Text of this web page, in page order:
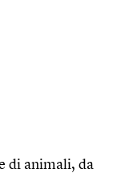
di animali, da